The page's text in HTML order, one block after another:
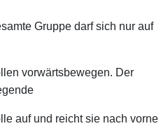
Gruppe darf sich nur auf
Der
reicht sie nach vorne